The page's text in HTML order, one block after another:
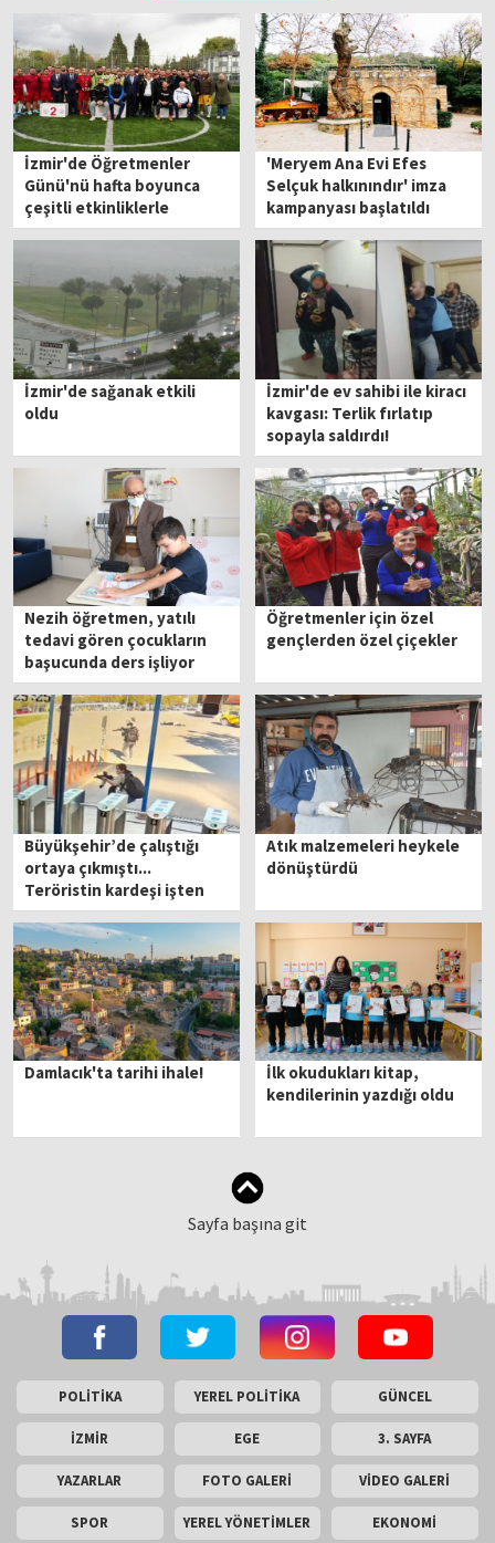
İzmir'de Öğretmenler
Günü'nü hafta boyunca
çeşitli etkinliklerle
kutlandı
'Meryem Ana Evi Efes
Selçuk halkınındır' imza
kampanyası başlatıldı
İzmir'de sağanak etkili
oldu
İzmir'de ev sahibi ile kiracı
kavgası: Terlik fırlatıp
sopayla saldırdı!
Nezih öğretmen, yatılı
tedavi gören çocukların
başucunda ders işliyor
Öğretmenler için özel
gençlerden özel çiçekler
Büyükşehir’de çalıştığı
ortaya çıkmıştı...
Teröristin kardeşi işten
çıkarıldı!
Atık malzemeleri heykele
dönüştürdü
Damlacık'ta tarihi ihale!
İlk okudukları kitap,
kendilerinin yazdığı oldu
Sayfa başına git
POLİTİKA YEREL POLİTİKA GÜNCEL
İZMİR EGE 3. SAYFA
YAZARLAR FOTO GALERİ VİDEO GALERİ
SPOR YEREL YÖNETİMLER EKONOMİ